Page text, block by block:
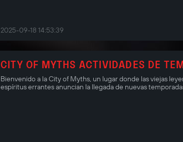
2025-09-18 14:53:39
CITY OF MYTHS ACTIVIDADES DE
Bienvenido a la City of Myths, un lugar donde las viejas
espíritus errantes anuncian la llegada de nuevas